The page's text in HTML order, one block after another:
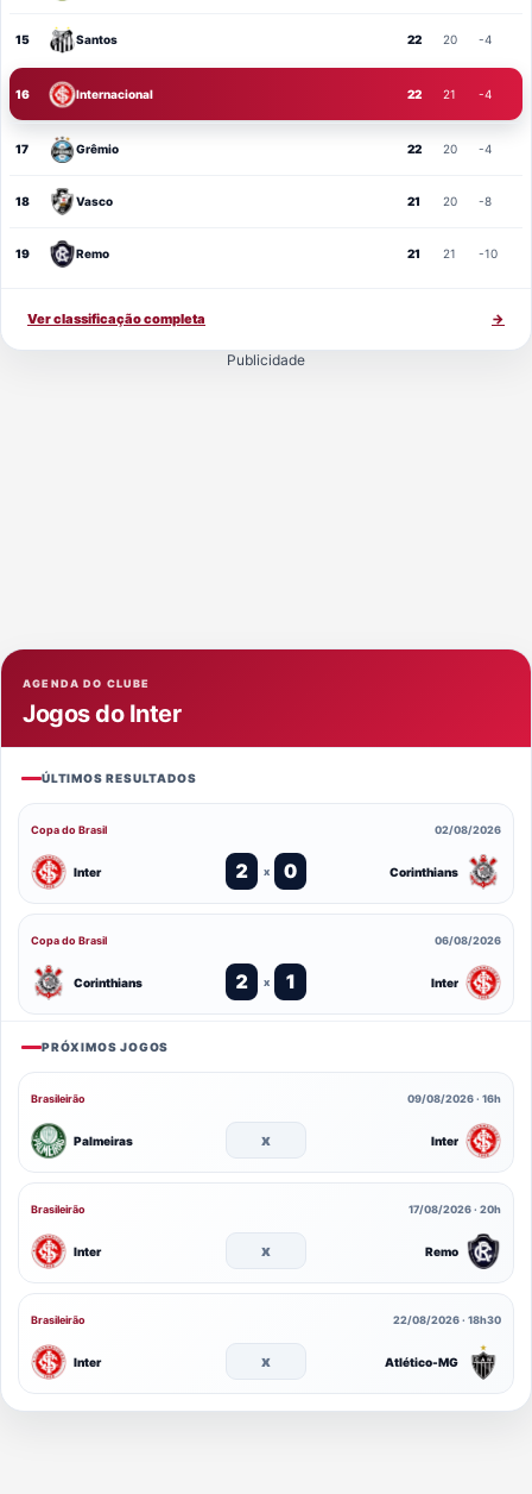
15 Santos 22 20 -4
16 Internacional 22 21 -4
17 Grêmio 22 20 -4
18 Vasco 21 20 -8
19 Remo 21 21 -10
Ver classificação completa →
Publicidade
AGENDA DO CLUBE
Jogos do Inter
ÚLTIMOS RESULTADOS
Copa do Brasil 02/08/2026
Inter 2 x 0 Corinthians
Copa do Brasil 06/08/2026
Corinthians 2 x 1 Inter
PRÓXIMOS JOGOS
Brasileirão 09/08/2026 · 16h
Palmeiras x Inter
Brasileirão 17/08/2026 · 20h
Inter x Remo
Brasileirão 22/08/2026 · 18h30
Inter x Atlético-MG